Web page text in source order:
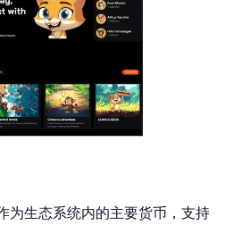
为生态系统内的主要货币，支持